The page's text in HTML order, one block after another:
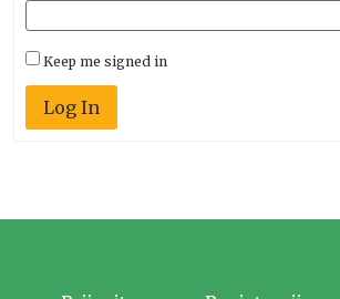
Keep me signed in
Log In